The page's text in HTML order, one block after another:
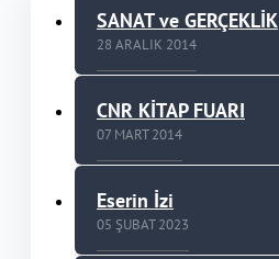
SANAT ve GERÇEKLİK
28 ARALIK 2014
CNR KİTAP FUARI
07 MART 2014
Eserin İzi
05 ŞUBAT 2023